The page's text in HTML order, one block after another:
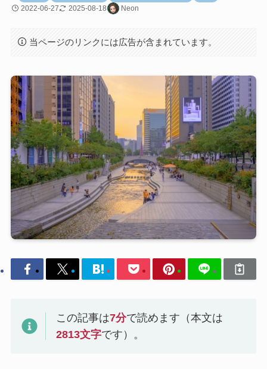
2022-06-27 2025-08-18 Neon
当ページのリンクには広告が含まれています。
この記事は7分で読めます（本文は
2813文字です）。